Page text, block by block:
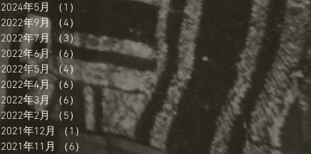
2024年5月
（1）
1件の記事
2022年9月
（4）
2022年7月 （3）
3件の記事
2022年6月 （6）
6件の記事
2022年5月 （4）4件の記事
2022年4月 （6）6件の記事
2022年3月
（6）
6件の記事
2022年2月 （5）
5件の記事
2021年12月
（1）
1件の記事
2021年11月
（6）
6件の記事